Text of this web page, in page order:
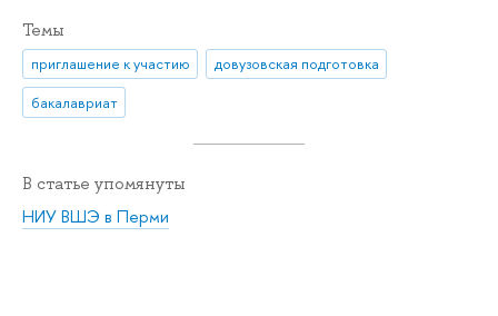
Темы
приглашение к участию
довузовская подготовка
бакалавриат
В статье упомянуты
НИУ ВШЭ в Перми